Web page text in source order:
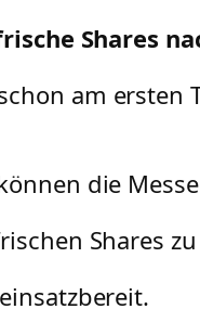
Shares
am ersten
die
Shares